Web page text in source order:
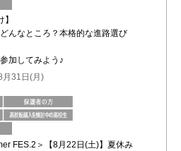
んなところ？本格的な進路選び
加してみよう♪
月31日(月)
FES.2＞【8月22日(土)】夏休み